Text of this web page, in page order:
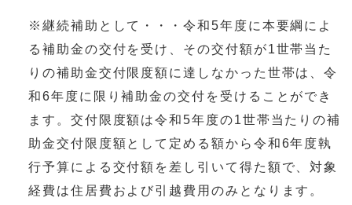
※継続補助として・・・令和5年度に本要綱によ
る補助金の交付を受け、その交付額が1世帯当た
りの補助金交付限度額に達しなかった世帯は、令
和6年度に限り補助金の交付を受けることができ
ます。交付限度額は令和5年度の1世帯当たりの補
助金交付限度額として定める額から令和6年度執
行予算による交付額を差し引いて得た額で、対象
経費は住居費および引越費用のみとなります。